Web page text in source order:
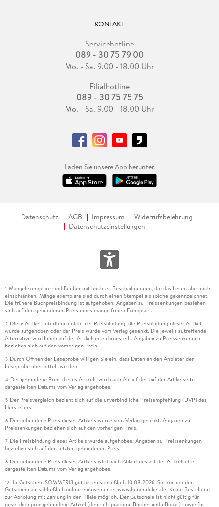
KONTAKT
Servicehotline
089 - 30 75 79 00
Mo. - Sa. 9.00 - 18.00 Uhr
Filialhotline
089 - 30 75 75 75
Mo. - Sa. 9.00 - 18.00 Uhr
Laden Sie unsere App herunter.
Datenschutz AGB Impressum
Widerrufsbelehrung
Datenschutzeinstellungen
1 Mängelexemplare sind Bücher mit leichten Beschädigungen, die das Lesen aber nicht
einschränken. Mängelexemplare sind durch einen Stempel als solche gekennzeichnet.
Die frühere Buchpreisbindung ist aufgehoben. Angaben zu Preissenkungen beziehen
sich auf den gebundenen Preis eines mangelfreien Exemplars.
2 Diese Artikel unterliegen nicht der Preisbindung, die Preisbindung dieser Artikel
wurde aufgehoben oder der Preis wurde vom Verlag gesenkt. Die jeweils zutreffende
Alternative wird Ihnen auf der Artikelseite dargestellt. Angaben zu Preissenkungen
beziehen sich auf den vorherigen Preis.
3 Durch Öffnen der Leseprobe willigen Sie ein, dass Daten an den Anbieter der
Leseprobe übermittelt werden.
4 Der gebundene Preis dieses Artikels wird nach Ablauf des auf der Artikelseite
dargestellten Datums vom Verlag angehoben.
5 Der Preisvergleich bezieht sich auf die unverbindliche Preisempfehlung (UVP) des
Herstellers.
6 Der gebundene Preis dieses Artikels wurde vom Verlag gesenkt. Angaben zu
Preissenkungen beziehen sich auf den vorherigen Preis.
7 Die Preisbindung dieses Artikels wurde aufgehoben. Angaben zu Preissenkungen
beziehen sich auf den letzten gebundenen Preis.
8 Der gebundene Preis dieses Artikels wird nach Ablauf des auf der Artikelseite
dargestellten Datums vom Verlag angehoben.
12 Ihr Gutschein SOMMER13 gilt bis einschließlich 10.08.2026. Sie können den
Gutschein ausschließlich online einlösen unter www.hugendubel.de. Keine Bestellung
zur Abholung mit Zahlung in der Filiale möglich. Der Gutschein ist nicht gültig für
gesetzlich preisgebundene Artikel (deutschsprachige Bücher und eBooks) sowie für